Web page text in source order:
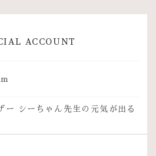
ACCOUNT
ー シーちゃん先生の 元気が出る